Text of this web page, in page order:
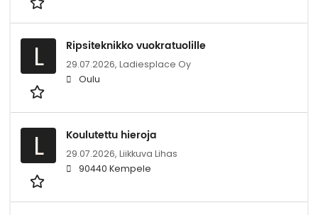
L Ripsiteknikko vuokratuolille
29.07.2026, Ladiesplace Oy
Oulu
L Koulutettu hieroja
29.07.2026, Liikkuva Lihas
90440 Kempele